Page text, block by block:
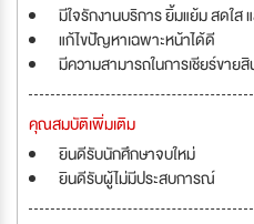
มีใจรักงานบริการ ยิ้มแย้ม สดใส
แก้ไขปัญหาเฉพาะหน้าได้ดี
มีความสามารถในการเชียร์ขาย
คุณสมบัติเพิ่มเติม
ยินดีรับนักศึกษาจบใหม่
ยินดีรับผู้ไม่มีประสบการณ์